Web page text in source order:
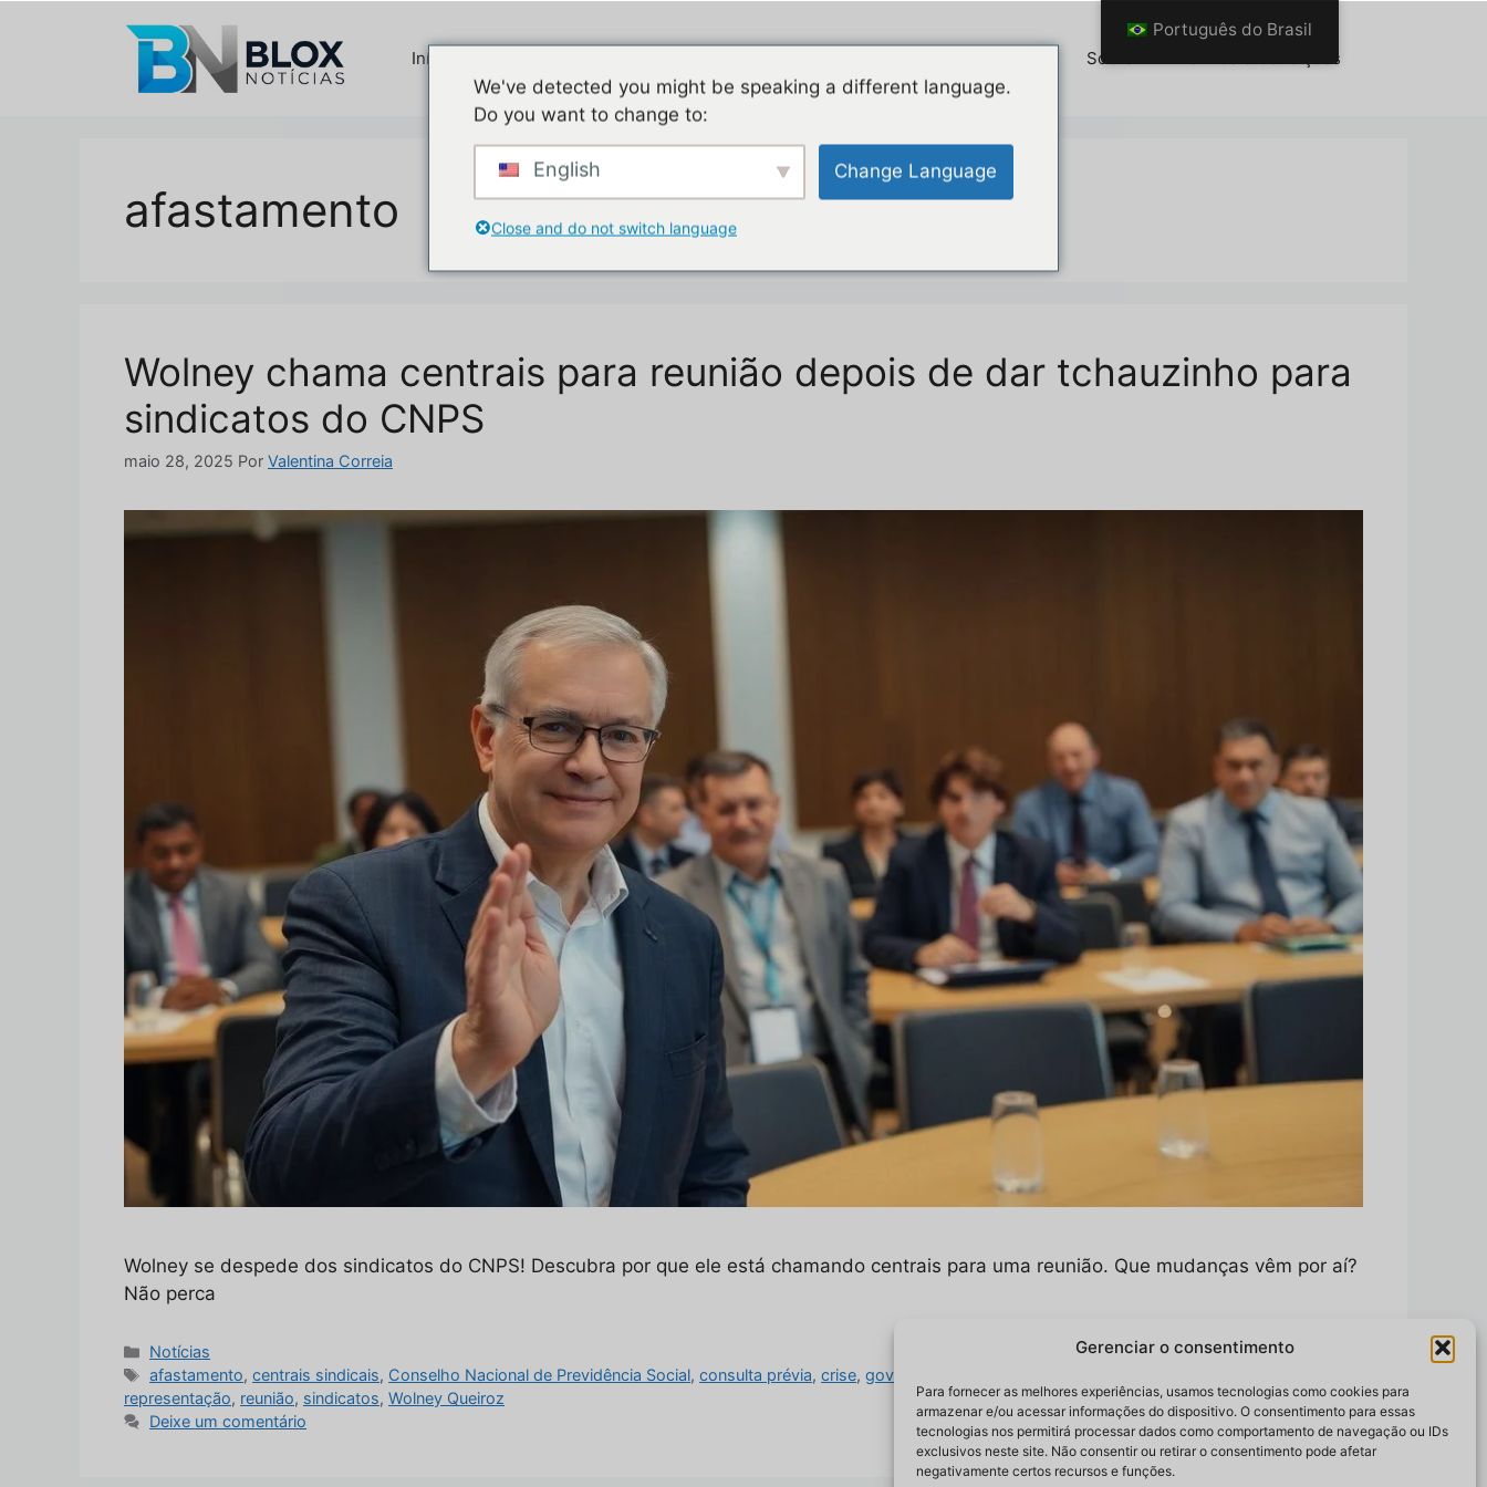
Gerenciar o consentimento
Para fornecer as melhores experiências, usamos tecnologias como cookies para
armazenar e/ou acessar informações do dispositivo. O consentimento para essas
tecnologias nos permitirá processar dados como comportamento de navegação ou IDs
exclusivos neste site. Não consentir ou retirar o consentimento pode afetar
negativamente certos recursos e funções.
Início Sobre Termos e Condições
afastamento
Wolney chama centrais para reunião depois de dar tchauzinho para
sindicatos do CNPS
maio 28, 2025 Por Valentina Correia
Wolney se despede dos sindicatos do CNPS! Descubra por que ele está chamando centrais para uma reunião. Que mudanças vêm por aí?
Não perca
Categorias
Notícias
Tags
afastamento,centrais sindicais, Conselho Nacional de Previdência Social,consulta prévia,crise,governo
representação, reunião, sindicatos, Wolney Queiroz
Deixe um comentário
Português do Brasil
We've detected you might be speaking a different language.
Do you want to change to:
English Change Language
Close and do not switch language